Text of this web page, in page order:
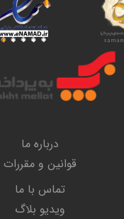
درباره ما
قوانین و مقررات
تماس با ما
ویدیو بلاگ